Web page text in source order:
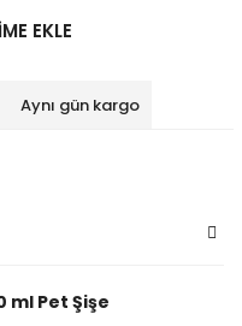
Aynı gün kargo
ml Pet Şişe